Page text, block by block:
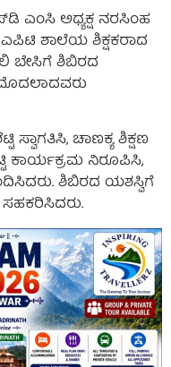
ಎಂಸಿ ಅಧ್ಯಕ್ಷ ನರಸಿಂಹ
ಶಾಲೆಯ ಶಿಕ್ಷಕರಾದ
ಬೇಸಿಗೆ ಶಿಬಿರದ
ಸ್ವಾಗತಿಸಿ, ಚಾಣಕ್ಯ ಶಿಕ್ಷಣ
ಕಾರ್ಯಕ್ರಮ ನಿರೂಪಿಸಿ,
ಶಿಬಿರದ ಯಶಸ್ವಿಗೆ